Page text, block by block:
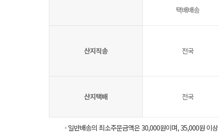
택배배송
산지직송 전국
산지택배 전국
- 일반배송의 최소주문금액은 30,000원이며, 35,000원 이